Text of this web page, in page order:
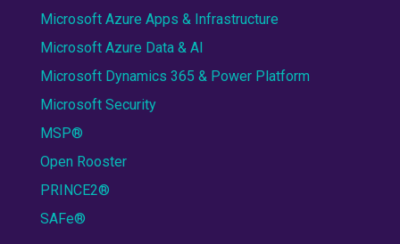
Microsoft Azure Apps & Infrastructure
Microsoft Azure Data & AI
Microsoft Dynamics 365 & Power Platform
Microsoft Security
MSP®
Open Rooster
PRINCE2®
SAFe®